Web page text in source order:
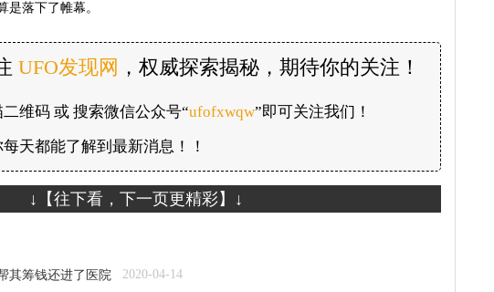
是落下了帷幕。
UFO发现网 ，权威探索揭秘，期待你的关注！
维码 或 搜索微信公众号“ufofxwqw”即可关注我们！
天都能了解到最新消息！！
↓【往下看，下一页更精彩】↓
其筹钱还进了医院 2020-04-14